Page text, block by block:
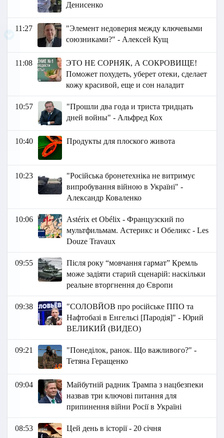
Денисенко
11:27
"Элемент недоверия между ключевыми
союзниками?" - Алексей Кущ
11:08
ЭТО НЕ СОРНЯК, А СОКРОВИЩЕ!
Поможет похудеть, уберет отеки, сделает
кожу красивой, еще и сон наладит
10:57
"Прошли два года и триста тридцать
дней войны" - Альфред Кох
10:40 Продукты для плоского живота
10:23
"Російська бронетехніка не витримує
випробування війною в Україні" -
Александр Коваленко
10:06
Astérix et Obélix - Французский по
мультфильмам. Астерикс и Обеликс - Les
Douze Travaux
09:55
Після року “мовчання гармат” Кремль
може задіяти старий сценарій: наскільки
реальне вторгнення до Європи
09:38
"СОЛОВЙОВ про російське ППО та
Нафтобазі в Енгельсі [Пародія]" - Юрий
ВЕЛИКИЙ (ВИДЕО)
09:21
"Понеділок, ранок. Що важливого?" -
Тетяна Геращенко
09:04
Майбутній радник Трампа з нацбезпеки
назвав три ключові питання для
припинення війни Росії в Україні
08:53 Цей день в історії - 20 січня